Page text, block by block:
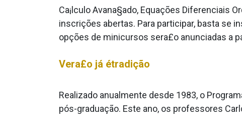
Ca¡lculo Avana§ado, Equações Diferenciais
inscrições abertas. Para participar, basta se
opções de minicursos sera£o anunciadas a
Vera£o já étradição
Realizado anualmente desde 1983, o
pós-graduação. Este ano, os professores